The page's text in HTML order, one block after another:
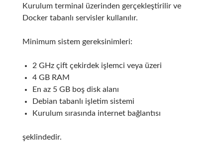
Kurulum terminal üzerinden gerçekleştirilir ve
Docker tabanlı servisler kullanılır.
Minimum sistem gereksinimleri:
2 GHz çift çekirdek işlemci veya üzeri
4 GB RAM
En az 5 GB boş disk alanı
Debian tabanlı işletim sistemi
Kurulum sırasında internet bağlantısı
şeklindedir.